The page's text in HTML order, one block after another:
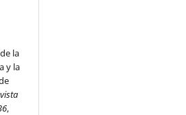
la
y la
,